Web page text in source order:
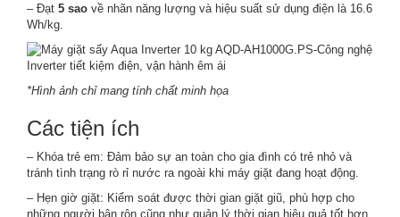
– Đạt 5 sao về nhãn năng lượng và hiệu suất sử dụng điện là 16.6
Wh/kg.
*Hình ảnh chỉ mang tính chất minh họa
Các tiện ích
– Khóa trẻ em: Đảm bảo sự an toàn cho gia đình có trẻ nhỏ và
tránh tình trạng rò rỉ nước ra ngoài khi máy giặt đang hoạt động.
– Hẹn giờ giặt: Kiểm soát được thời gian giặt giũ, phù hợp cho
những người bận rộn cũng như quản lý thời gian hiệu quả tốt hơn